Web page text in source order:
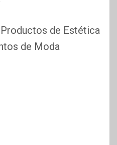
de Estética
de Moda